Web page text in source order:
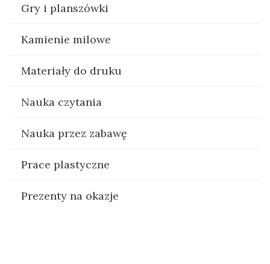
Gry i planszówki
Kamienie milowe
Materiały do druku
Nauka czytania
Nauka przez zabawę
Prace plastyczne
Prezenty na okazje